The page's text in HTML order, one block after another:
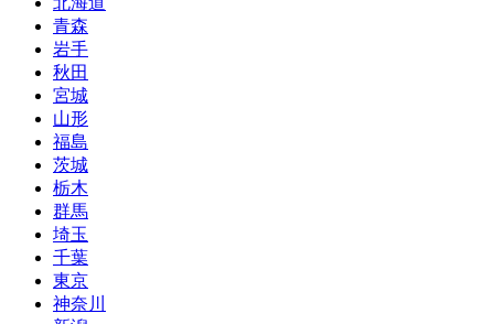
青森
岩手
秋田
宮城
山形
福島
茨城
栃木
群馬
埼玉
千葉
東京
神奈川